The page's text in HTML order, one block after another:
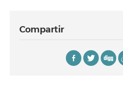
Compartir